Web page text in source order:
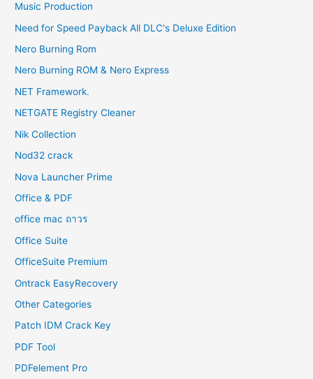
Music Production
Need for Speed Payback All DLC's Deluxe Edition
Nero Burning Rom
Nero Burning ROM & Nero Express
NET Framework.
NETGATE Registry Cleaner
Nik Collection
Nod32 crack
Nova Launcher Prime
Office & PDF
office mac ถาวร
Office Suite
OfficeSuite Premium
Ontrack EasyRecovery
Other Categories
Patch IDM Crack Key
PDF Tool
PDFelement Pro